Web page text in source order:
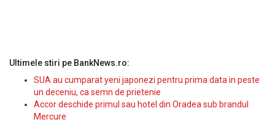
Ultimele stiri pe BankNews.ro:
SUA au cumparat yeni japonezi pentru prima data in peste
un deceniu, ca semn de prietenie
Accor deschide primul sau hotel din Oradea sub brandul
Mercure